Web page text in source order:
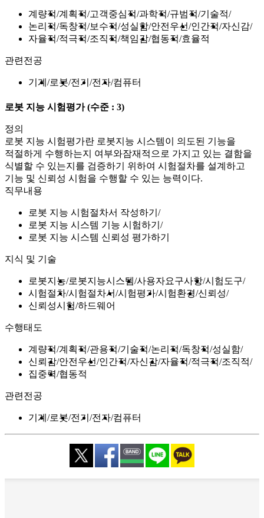
계량적 계획적 고객중심적 과학적 규범적 기술적
논리적 독창적 보수적 성실함 안전우선 인간적 자신감
자율적 적극적 조직적 책임감 협동적 효율적
관련전공
기계 로봇 전기 전자 컴퓨터
로봇 지능 시험평가(수준 : 3)
정의
로봇 지능 시험평가란 로봇지능 시스템이 의도된 기능을
적절하게 수행하는지 여부와잠재적으로 가지고 있는 결함을
식별할 수 있는지를 검증하기 위하여 시험절차를 설계하고
기능 및 신뢰성 시험을 수행할 수 있는 능력이다.
직무내용
로봇 지능 시험절차서 작성하기
로봇 지능 시스템 기능 시험하기
로봇 지능 시스템 신뢰성 평가하기
지식 및 기술
로봇지능 로봇지능시스템 사용자요구사항 시험도구
시험절차 시험절차서 시험평가 시험환경 신뢰성
신뢰성시험 하드웨어
수행태도
계량적 계획적 관용적 기술적 논리적 독창적 성실함
신뢰감 안전우선 인간적 자신감 자율적 적극적 조직적
집중력 협동적
관련전공
기계 로봇 전기 전자 컴퓨터